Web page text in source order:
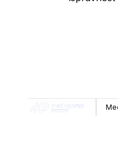
andTerms of Service.